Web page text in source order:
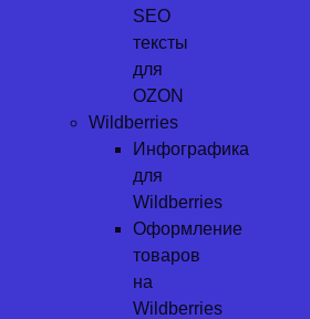
SEO
тексты
для
OZON
Wildberries
Инфографика
для
Wildberries
Оформление
товаров
на
Wildberries